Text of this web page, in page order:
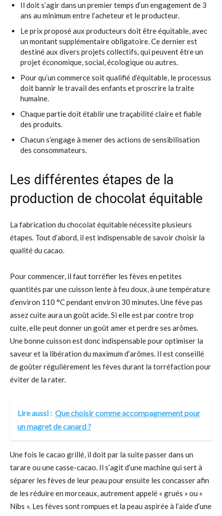
Il doit s’agir dans un premier temps d’un engagement de 3
ans au minimum entre l’acheteur et le producteur.
Le prix proposé aux producteurs doit être équitable, avec
un montant supplémentaire obligatoire. Ce dernier est
destiné aux divers projets collectifs, qui peuvent être un
projet économique, social, écologique ou autres.
Pour qu’un commerce soit qualifié d’équitable, le processus
doit bannir le travail des enfants et proscrire la traite
humaine.
Chaque partie doit établir une traçabilité claire et fiable
des produits.
Chacun s’engage à mener des actions de sensibilisation
des consommateurs.
Les différentes étapes de la
production de chocolat équitable
La fabrication du chocolat équitable nécessite plusieurs
étapes. Tout d’abord, il est indispensable de savoir choisir la
qualité du cacao.
Pour commencer, il faut torréfier les fèves en petites
quantités par une cuisson lente à feu doux, à une température
d’environ 110 °C pendant environ 30 minutes. Une fève pas
assez cuite aura un goût acide. Si elle est par contre trop
cuite, elle peut donner un goût amer et perdre ses arômes.
Une bonne cuisson est donc indispensable pour optimiser la
saveur et la libération du maximum d’arômes. Il est conseillé
de goûter régulièrement les fèves durant la torréfaction pour
éviter de la rater.
Lire aussi : Que choisir comme accompagnement pour
un magret de canard ?
Une fois le cacao grillé, il doit par la suite passer dans un
tarare ou une casse-cacao. Il s’agit d’une machine qui sert à
séparer les fèves de leur peau pour ensuite les concasser afin
de les réduire en morceaux, autrement appelé « grués » ou «
Nibs ». Les fèves sont rompues et la peau aspirée à l’aide d’une